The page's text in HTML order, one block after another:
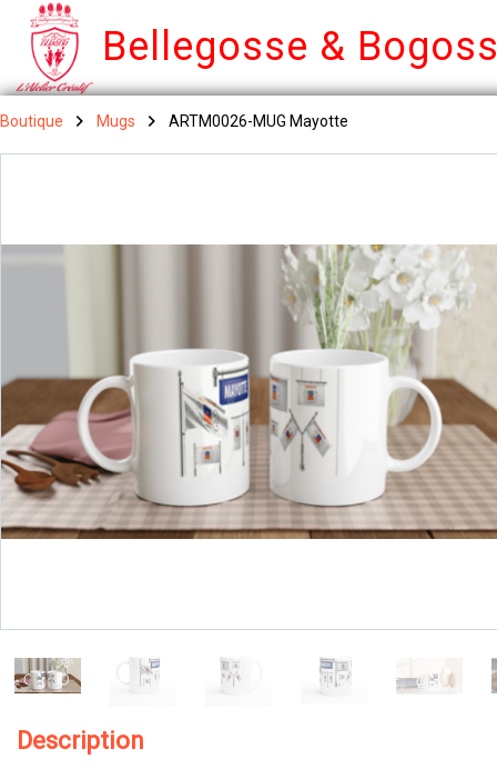
Bellegosse &
Boutique Mugs ARTM0026-MUG Mayotte
Description